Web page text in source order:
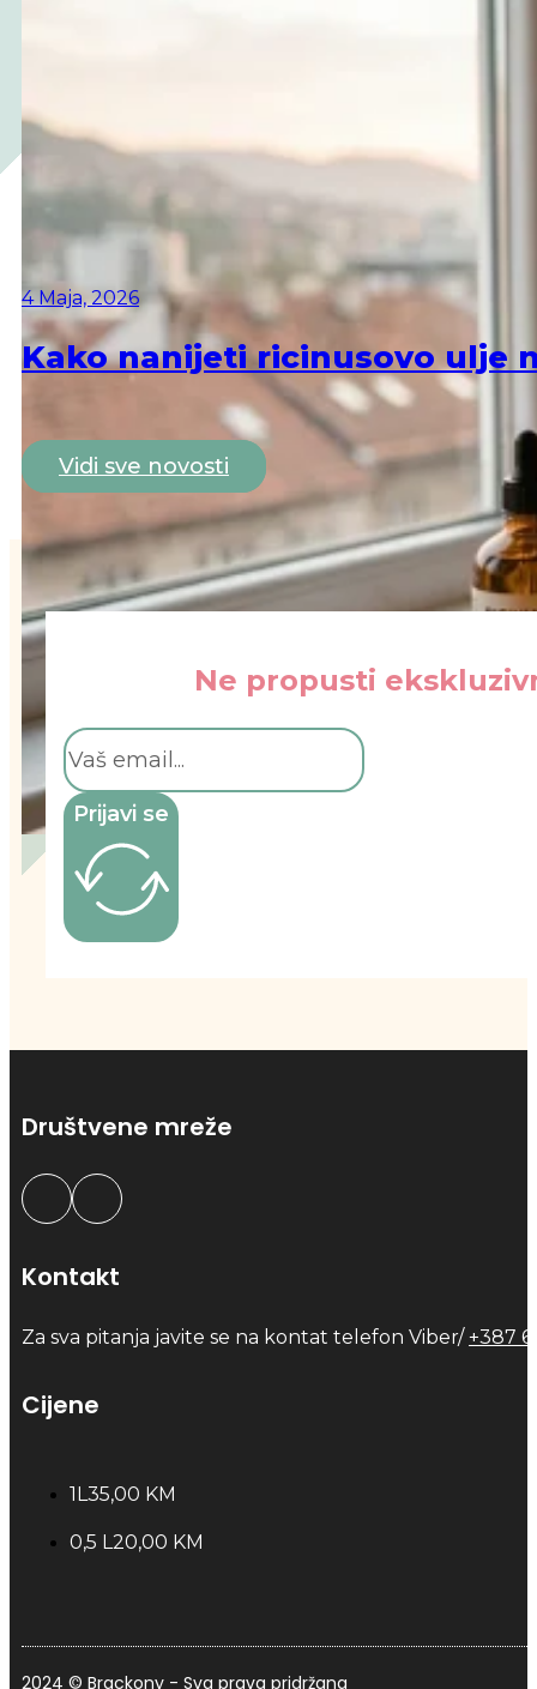
4 Maja, 2026
Kako nanijeti ricinusovo ulje
Vidi sve novosti
Ne propusti
Prijavi se
Društvene mreže
Kontakt
Za sva pitanja javite se na kontat telefon Viber/ +387
Cijene
1L35,00 KM
0,5 L20,00 KM
2024 © Brackony - Sva prava pridržana